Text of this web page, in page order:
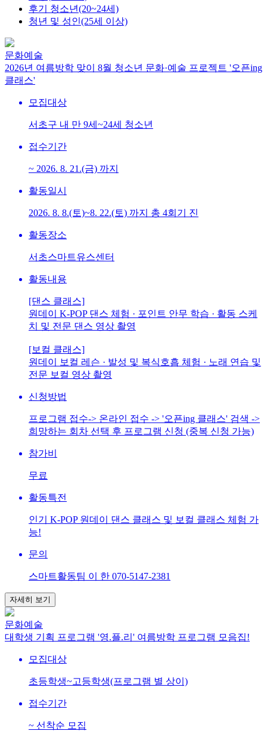
후기 청소년(20~24세)
청년 및 성인(25세 이상)
문화예술
2026년 여름방학 맞이 8월 청소년 문화·예술 프로젝트 '오픈ing
클래스'
모집대상
서초구 내 만 9세~24세 청소년
접수기간
~ 2026. 8. 21.(금) 까지
활동일시
2026. 8. 8.(토)~8. 22.(토) 까지 총 4회기 진
활동장소
서초스마트유스센터
활동내용
[댄스 클래스]
원데이 K-POP 댄스 체험 · 포인트 안무 학습 · 활동 스케
치 및 전문 댄스 영상 촬영
[보컬 클래스]
원데이 보컬 레슨 · 발성 및 복식호흡 체험 · 노래 연습 및
전문 보컬 영상 촬영
신청방법
프로그램 접수-> 온라인 접수 -> '오픈ing 클래스' 검색 ->
희망하는 회차 선택 후 프로그램 신청 (중복 신청 가능)
참가비
무료
활동특전
인기 K-POP 원데이 댄스 클래스 및 보컬 클래스 체험 가
능!
문의
스마트활동팀 이 한 070-5147-2381
자세히 보기
문화예술
대학생 기획 프로그램 '영.플.리' 여름방학 프로그램 모음집!
모집대상
초등학생~고등학생(프로그램 별 상이)
접수기간
~ 선착순 모집